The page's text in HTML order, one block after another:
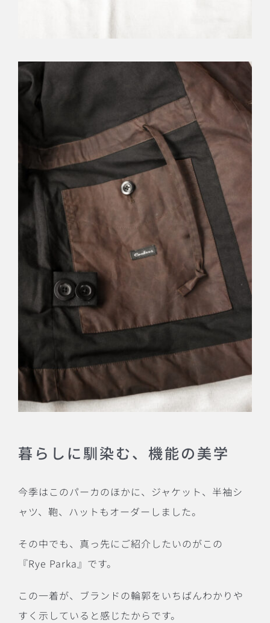
暮らしに馴染む、機能の美学
今季はこのパーカのほかに、ジャケット、半袖シ
ャツ、鞄、ハットもオーダーしました。
その中でも、真っ先にご紹介したいのがこの
『Rye Parka』です。
この一着が、ブランドの輪郭をいちばんわかりや
すく示していると感じたからです。